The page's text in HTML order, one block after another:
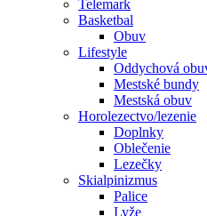
Telemark
Basketbal
Obuv
Lifestyle
Oddychová
Mestské bundy
Mestská obuv
Horolezectvo/lezenie
Doplnky
Oblečenie
Lezečky
Skialpinizmus
Palice
Lyže